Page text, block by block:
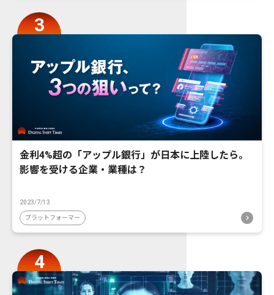
金利4%超の「アップル銀行」が日本に上陸したら。
影響を受ける企業・業種は？
2023/7/13
プラットフォーマー